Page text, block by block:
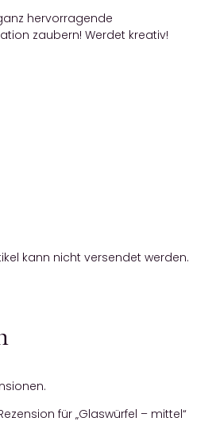
hervorragende
zaubern! Werdet kreativ!
kann nicht versendet werden.
für „Glaswürfel – mittel“